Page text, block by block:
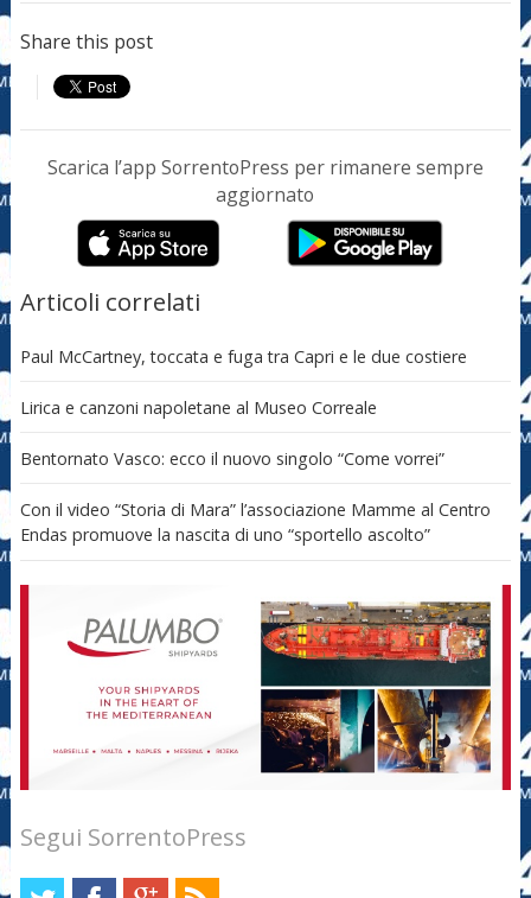
Share this post
Scarica l’app SorrentoPress per rimanere sempre
aggiornato
Articoli correlati
Paul McCartney, toccata e fuga tra Capri e le due costiere
Lirica e canzoni napoletane al Museo Correale
Bentornato Vasco: ecco il nuovo singolo “Come vorrei”
Con il video “Storia di Mara” l’associazione Mamme al Centro
Endas promuove la nascita di uno “sportello ascolto”
Segui SorrentoPress